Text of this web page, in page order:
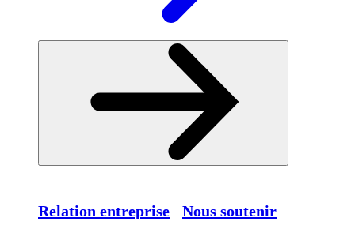
Relation entreprise Nous soutenir